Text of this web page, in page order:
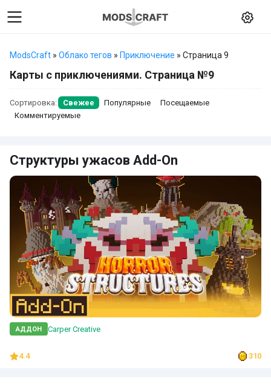
ModsCraft » Облако тегов » Приключение » Страница 9
Карты с приключениями. Страница №9
Сортировка: Свежее Популярные
Посещаемые
Комментируемые
Структуры ужасов Add-On
АДДОН Carper Creative
4.4 310